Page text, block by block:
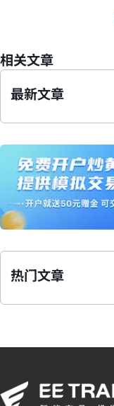
相关文章
最新文章
热门文章